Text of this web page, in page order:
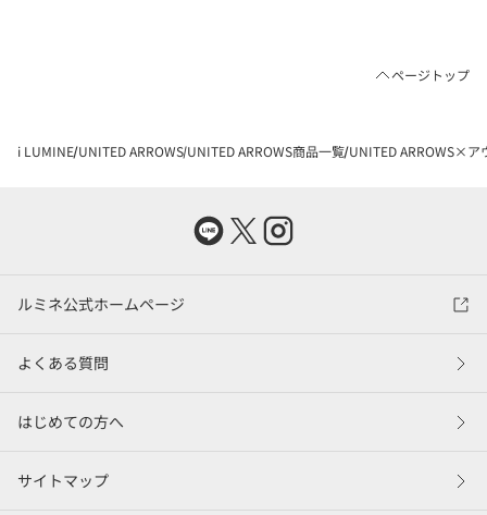
ページトップ
i LUMINE UNITED ARROWS UNITED ARROWS商品一覧 UNITED ARROWS×ア
ルミネ公式ホームページ
よくある質問
はじめての方へ
サイトマップ